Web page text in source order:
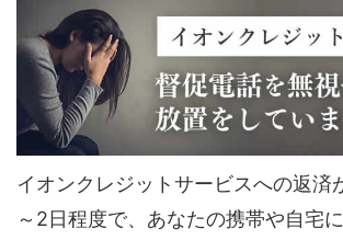
イオンクレジットサービスへの返済
～2日程度で、あなたの携帯や自宅